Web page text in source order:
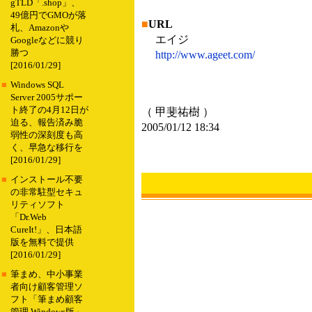
gTLD「.shop」、
49億円でGMOが落
札、Amazonや
Googleなどに競り
勝つ
[2016/01/29]
■ Windows SQL
Server 2005サポー
ト終了の4月12日が
迫る、報告済み脆
弱性の深刻度も高
く、早急な移行を
[2016/01/29]
■ インストール不要
の非常駐型セキュ
リティソフト
「Dr.Web
CureIt!」、日本語
版を無料で提供
[2016/01/29]
■ 筆まめ、中小事業
者向け顧客管理ソ
フト「筆まめ顧客
■URL
エイジ
http://www.ageet.com/
（ 甲斐祐樹 ）
2005/01/12 18:34